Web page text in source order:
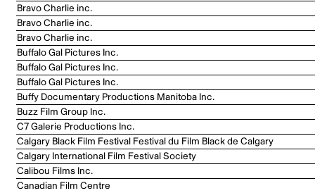
Bravo Charlie inc.
Bravo Charlie inc.
Bravo Charlie inc.
Buffalo Gal Pictures Inc.
Buffalo Gal Pictures Inc.
Buffalo Gal Pictures Inc.
Buffy Documentary Productions Manitoba Inc.
Buzz Film Group Inc.
C7 Galerie Productions Inc.
Calgary Black Film Festival Festival du Film Black de Calgary
Calgary International Film Festival Society
Calibou Films Inc.
Canadian Film Centre